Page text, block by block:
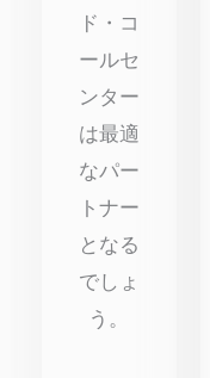
ド・コ
ールセ
ンター
は最適
なパー
トナー
となる
でしょ
う。